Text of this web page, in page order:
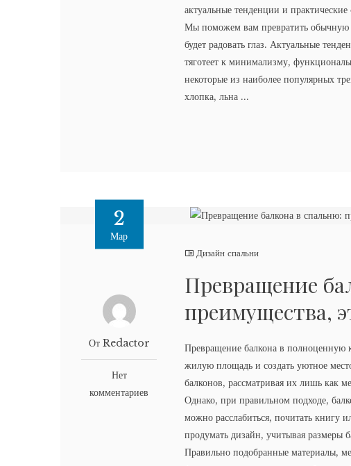
актуальные тенденции и
Мы поможем вам превратить обычную
будет радовать глаз. Актуальные
тяготеет к минимализму,
некоторые из наиболее популярных
хлопка, льна ...
2
Мар
От Redactor
Нет
комментариев
Дизайн спальни
Превращение
преимущества,
Превращение балкона в полноценную
жилую площадь и создать уютное
балконов, рассматривая их лишь как
Однако, при правильном подходе,
можно расслабиться, почитать книгу
продумать дизайн, учитывая размеры
Правильно подобранные материалы,